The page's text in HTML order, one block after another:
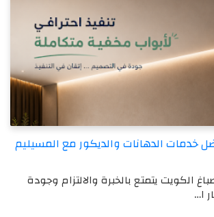
خدمات الدهانات والديكور مع المسيليم
الكويت يتمتع بالخبرة والالتزام وجودة
ا…